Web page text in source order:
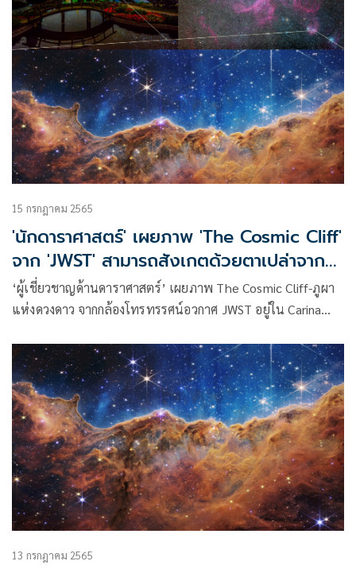
15 กรกฎาคม 2565
'นักดาราศาสตร์' เผยภาพ 'The Cosmic Cliff'
จาก 'JWST' สามารถสังเกตด้วยตาเปล่าจาก
ประเทศไทย
‘ผู้เชี่ยวชาญด้านดาราศาสตร์’ เผยภาพ The Cosmic Cliff-ภูผา
แห่งดวงดาว จากกล้องโทรทรรศน์อวกาศ JWST อยู่ใน Carina
เปล่าจากประเทศไทย
13 กรกฎาคม 2565